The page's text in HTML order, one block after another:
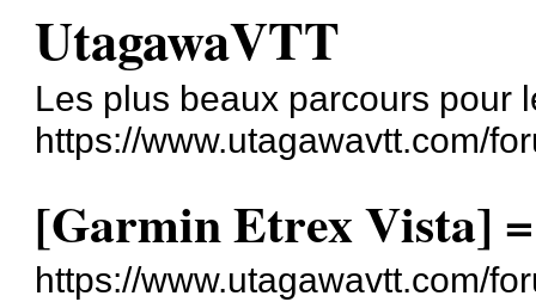
UtagawaVTT
Les plus beaux parcours pour
https://www.utagawavtt.com/
[Garmin Etrex Vista]
https://www.utagawavtt.com/